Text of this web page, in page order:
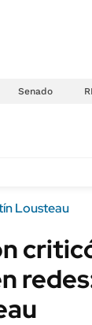
Senado
Seguros
Lousteau